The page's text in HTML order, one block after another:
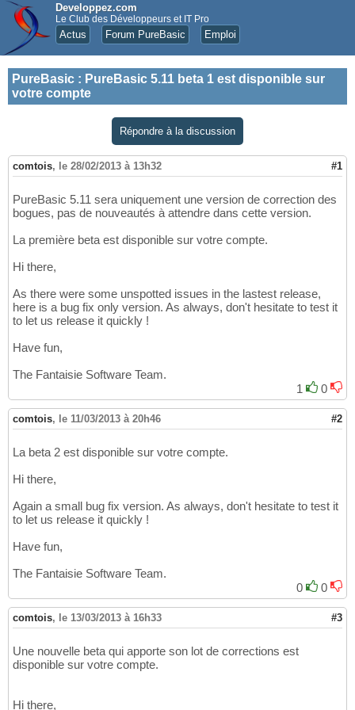
Developpez.com
Le Club des Développeurs et IT Pro
Actus Forum PureBasic Emploi
PureBasic : PureBasic 5.11 beta 1 est disponible sur
votre compte
Répondre à la discussion
comtois, le 28/02/2013 à 13h32 #1
PureBasic 5.11 sera uniquement une version de correction des
bogues, pas de nouveautés à attendre dans cette version.
La première beta est disponible sur votre compte.
Hi there,
As there were some unspotted issues in the lastest release,
here is a bug fix only version. As always, don't hesitate to test it
to let us release it quickly !
Have fun,
The Fantaisie Software Team.
1
0
comtois, le 11/03/2013 à 20h46 #2
La beta 2 est disponible sur votre compte.
Hi there,
Again a small bug fix version. As always, don't hesitate to test it
to let us release it quickly !
Have fun,
The Fantaisie Software Team.
0
0
comtois, le 13/03/2013 à 16h33 #3
Une nouvelle beta qui apporte son lot de corrections est
disponible sur votre compte.
Hi there,